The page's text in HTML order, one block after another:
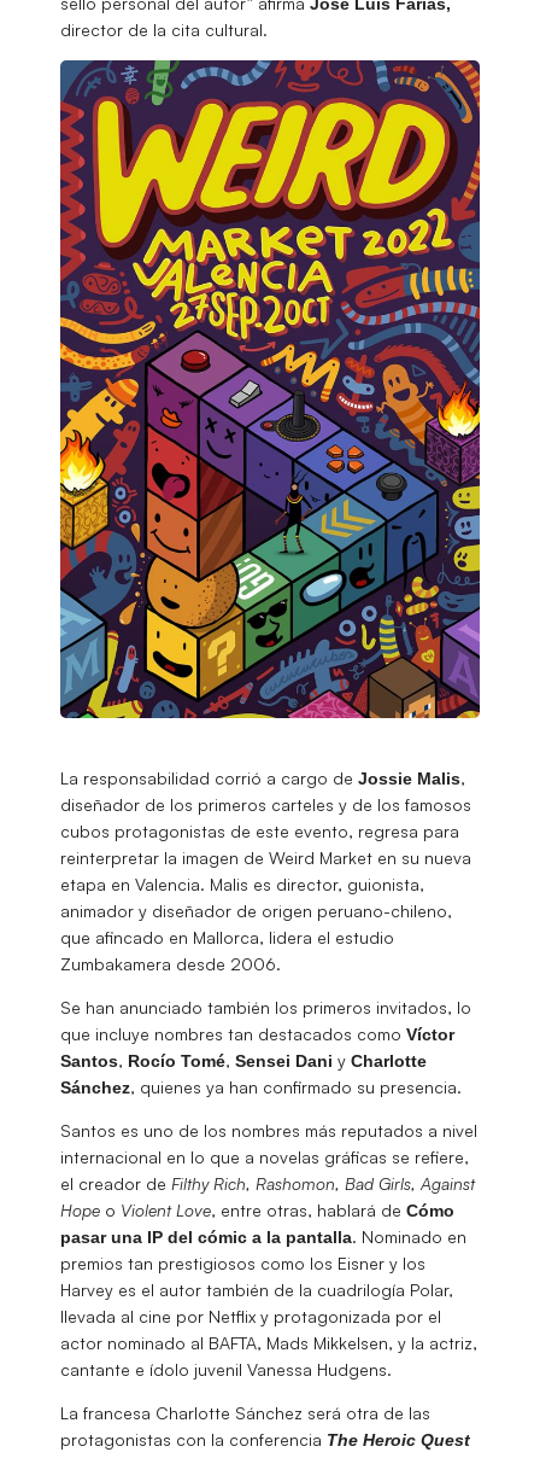
director de la cita cultural.
La responsabilidad corrió a cargo de Jossie Malis,
diseñador de los primeros carteles y de los famosos
cubos protagonistas de este evento, regresa para
reinterpretar la imagen de Weird Market en su nueva
etapa en Valencia. Malis es director, guionista,
animador y diseñador de origen peruano-chileno,
que afincado en Mallorca, lidera el estudio
Zumbakamera desde 2006.
Se han anunciado también los primeros invitados, lo
que incluye nombres tan destacados como Víctor
Santos, Rocío Tomé, Sensei Dani y Charlotte
Sánchez, quienes ya han confirmado su presencia.
Santos es uno de los nombres más reputados a nivel
internacional en lo que a novelas gráficas se refiere,
el creador de Filthy Rich, Rashomon, Bad Girls, Against
Hope o Violent Love, entre otras, hablará de Cómo
pasar una IP del cómic a la pantalla. Nominado en
premios tan prestigiosos como los Eisner y los
Harvey es el autor también de la cuadrilogía Polar,
llevada al cine por Netflix y protagonizada por el
actor nominado al BAFTA, Mads Mikkelsen, y la actriz,
cantante e ídolo juvenil Vanessa Hudgens.
La francesa Charlotte Sánchez será otra de las
protagonistas con la conferencia The Heroic Quest